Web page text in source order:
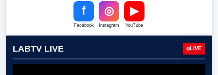
f
Facebook
◎
Instagram
▶
YouTube
LABTV LIVE LIVE